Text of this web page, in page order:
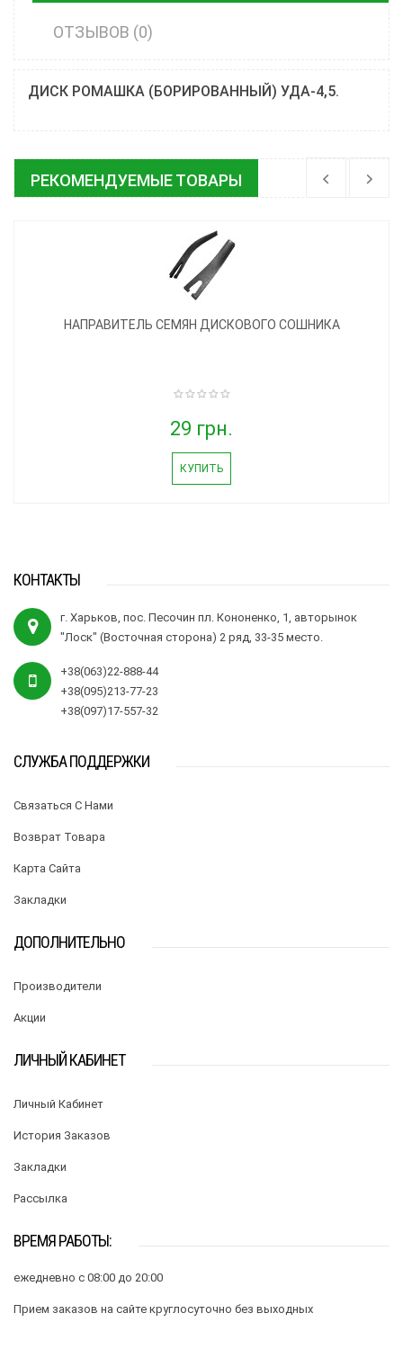
ОТЗЫВОВ (0)
ДИСК РОМАШКА (БОРИРОВАННЫЙ) УДА-4,5.
РЕКОМЕНДУЕМЫЕ ТОВАРЫ
НАПРАВИТЕЛЬ СЕМЯН ДИСКОВОГО СОШНИКА
29 грн.
КУПИТЬ
КОНТАКТЫ
г. Харьков, пос. Песочин пл. Кононенко, 1, авторынок
"Лоск" (Восточная сторона) 2 ряд, 33-35 место.
+38(063)22-888-44
+38(095)213-77-23
+38(097)17-557-32
СЛУЖБА ПОДДЕРЖКИ
Связаться С Нами
Возврат Товара
Карта Сайта
Закладки
ДОПОЛНИТЕЛЬНО
Производители
Акции
ЛИЧНЫЙ КАБИНЕТ
Личный Кабинет
История Заказов
Закладки
Рассылка
ВРЕМЯ РАБОТЫ:
ежедневно с 08:00 до 20:00
Прием заказов на сайте круглосуточно без выходных